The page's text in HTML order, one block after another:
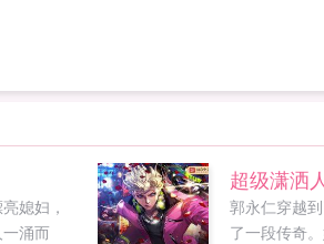
媳妇，
涌而
超级潇洒
郭永仁穿越
了一段传奇